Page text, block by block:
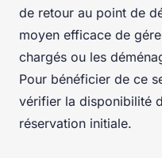
de retour au point de
moyen efficace de
chargés ou les
Pour bénéficier de ce
vérifier la disponibilité
réservation initiale.